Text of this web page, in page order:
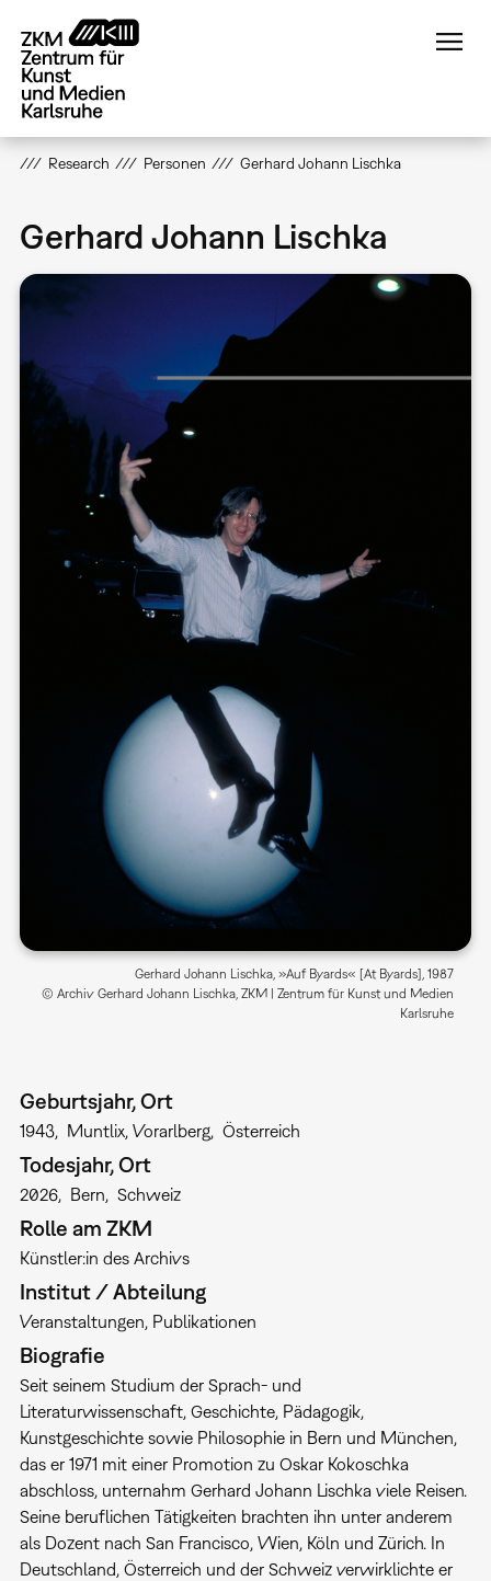
zum
Inhalt
Research Personen Gerhard Johann Lischka
Gerhard Johann Lischka
Gerhard Johann Lischka, »Auf Byards« [At Byards], 1987
© Archiv Gerhard Johann Lischka, ZKM | Zentrum für Kunst und Medien
Karlsruhe
Geburtsjahr, Ort
1943 Muntlix, Vorarlberg Österreich
Todesjahr, Ort
2026 Bern Schweiz
Rolle am ZKM
Künstler:in des Archivs
Institut / Abteilung
Veranstaltungen Publikationen
Biografie
Seit seinem Studium der Sprach- und
Literaturwissenschaft, Geschichte, Pädagogik,
Kunstgeschichte sowie Philosophie in Bern und München,
das er 1971 mit einer Promotion zu Oskar Kokoschka
abschloss, unternahm Gerhard Johann Lischka viele Reisen.
Seine beruflichen Tätigkeiten brachten ihn unter anderem
als Dozent nach San Francisco, Wien, Köln und Zürich. In
Deutschland, Österreich und der Schweiz verwirklichte er